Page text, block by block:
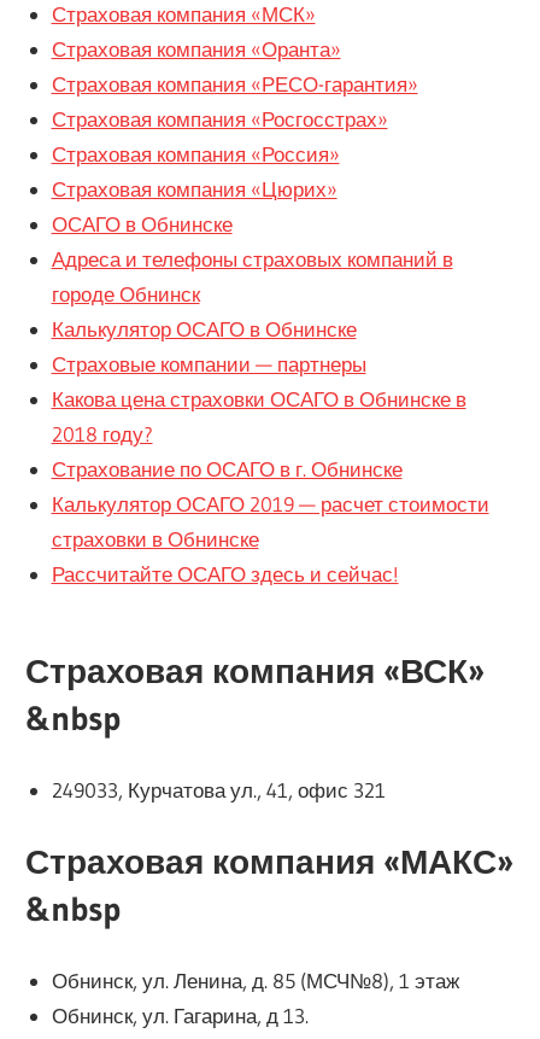
Страховая компания «МСК»
Страховая компания «Оранта»
Страховая компания «РЕСО-гарантия»
Страховая компания «Росгосстрах»
Страховая компания «Россия»
Страховая компания «Цюрих»
ОСАГО в Обнинске
Адреса и телефоны страховых компаний в
городе Обнинск
Калькулятор ОСАГО в Обнинске
Страховые компании — партнеры
Какова цена страховки ОСАГО в Обнинске в
2018 году?
Страхование по ОСАГО в г. Обнинске
Калькулятор ОСАГО 2019 — расчет стоимости
страховки в Обнинске
Рассчитайте ОСАГО здесь и сейчас!
Страховая компания «ВСК»
&nbsp
249033, Курчатова ул., 41, офис 321
Страховая компания «МАКС»
&nbsp
Обнинск, ул. Ленина, д. 85 (МСЧ№8), 1 этаж
Обнинск, ул. Гагарина, д 13.